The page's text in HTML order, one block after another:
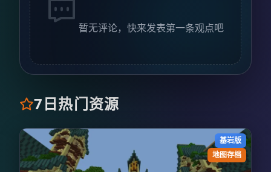
暂无评论，快来发表第一条观点吧
7日热门资源
基岩版
地图存档